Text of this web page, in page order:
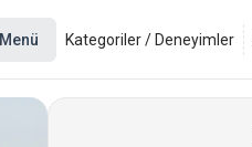
Menü Kategoriler / Deneyimler